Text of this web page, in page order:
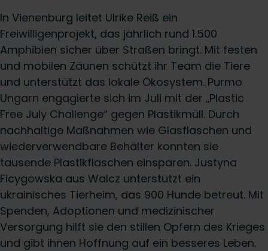
In Vienenburg leitet Ulrike Reiß ein
Freiwilligenprojekt, das jährlich rund 1.500
Amphibien sicher über Straßen bringt. Mit festen
und mobilen Zäunen schützt ihr Team die Tiere
und unterstützt das lokale Ökosystem. Purmo
Ungarn engagierte sich im Juli mit der „Plastic
Free July Challenge“ gegen Plastikmüll. Durch
nachhaltige Maßnahmen wie Glasflaschen und
wiederverwendbare Behälter konnten sie
tausende Plastikflaschen einsparen. Justyna
Ficygowska aus Walcz unterstützt ein
ukrainisches Tierheim, das 900 Hunde betreut. Mit
Spenden, Adoptionen und medizinischer
Versorgung hilft sie den stillen Opfern des Krieges
und gibt ihnen Hoffnung auf ein besseres Leben.